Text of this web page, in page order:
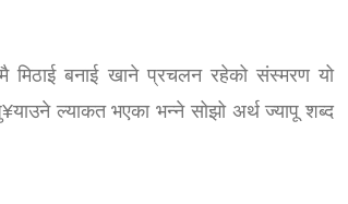
मिठाई बनाई खाने प्रचलन रहेको संस्मरण यो
ल्याकत भएका भन्ने सोझो अर्थ ज्यापू शब्द